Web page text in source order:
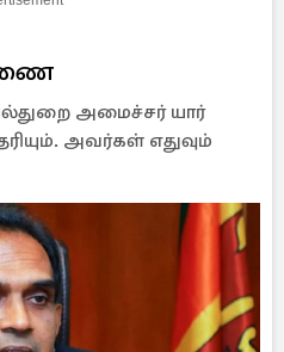
அமைச்சர் யார்
அவர்கள் எதுவும்